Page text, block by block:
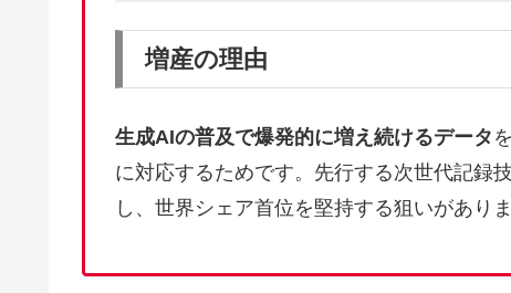
増産の理由
生成AIの普及で爆発的に増え続けるデータ
に対応するためです。先行する次世代記録
し、世界シェア首位を堅持する狙いがありま